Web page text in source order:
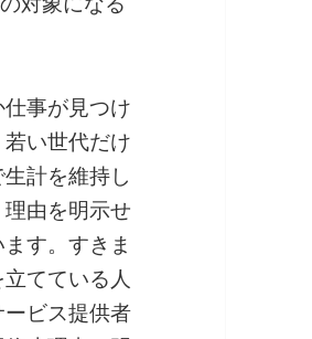
事が見つけ
い世代だけ
計を維持し
由を明示せ
す。すきま
てている人
ビス提供者